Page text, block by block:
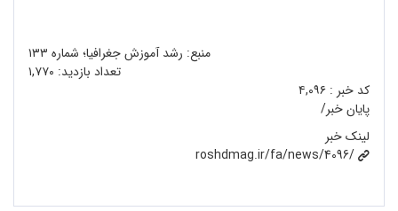
منبع: رشد آموزش جغرافیا؛ شماره ۱۳۳
تعداد بازدید: ۱,۷۷۰
کد خبر : ۴,۰۹۶
پایان خبر/
لینک خبر
roshdmag.ir/fa/news/4096/